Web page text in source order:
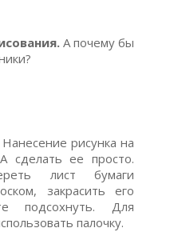
А почему бы
рисунка на
сделать ее просто.
лист бумаги
закрасить его
подсохнуть. Для
палочку.